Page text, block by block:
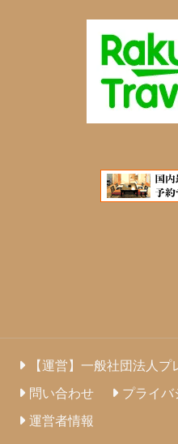
【運営】一般社団法人
問い合わせ
プライバ
運営者情報